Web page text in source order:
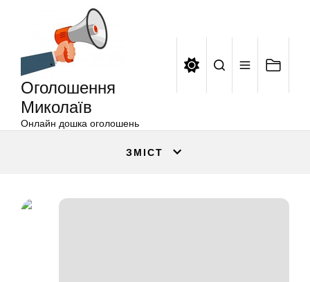
Оголошення
Миколаїв
Онлайн дошка оголошень
ЗМІСТ